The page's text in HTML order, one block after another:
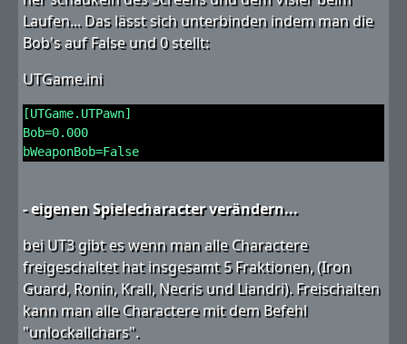
Laufen... Das lässt sich unterbinden indem man die
Bob's auf False und 0 stellt:
UTGame.ini
[UTGame.UTPawn]
Bob=0.000
bWeaponBob=False
- eigenen Spielecharacter verändern...
bei UT3 gibt es wenn man alle Charactere
freigeschaltet hat insgesamt 5 Fraktionen, (Iron
Guard, Ronin, Krall, Necris und Liandri). Freischalten
kann man alle Charactere mit dem Befehl
"unlockallchars".